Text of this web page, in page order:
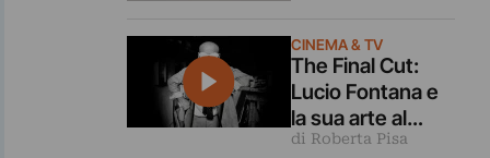
“paesaggi
nativi”? Lo svela
un libro
CINEMA & TV
The Final Cut:
Lucio Fontana e
la sua arte al
cinema
di Roberta Pisa